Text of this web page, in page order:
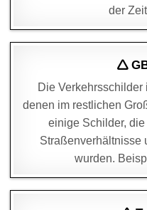
der
DAGMAR
🛆
Die
denen im restlichen
einige Schilder,
Straßenverhältnisse
wurden.